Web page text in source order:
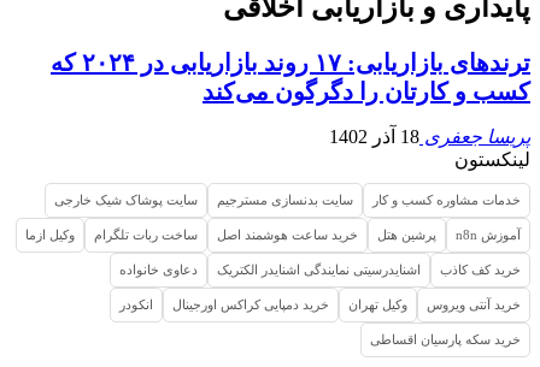
پایداری و بازاریابی اخلاقی
ترندهای بازاریابی: ۱۷ روند بازاریابی در ۲۰۲۴ که
کسب و کارتان را دگرگون می‌کند
پریسا جعفری 18 آذر 1402
لینکستون
خدمات مشاوره کسب و کار سایت بدنسازی مسترجیم سایت پوشاک شیک خارجی
آموزش n8n پرشین هتل خرید ساعت هوشمند اصل ساخت ربات تلگرام وکیل ازما
خرید کف کاذب اشنایدرسیتی نمایندگی اشنایدر الکتریک دعاوی خانواده
خرید آنتی ویروس وکیل تهران خرید دمپایی کراکس اورجینال انکودر
خرید سکه پارسیان اقساطی